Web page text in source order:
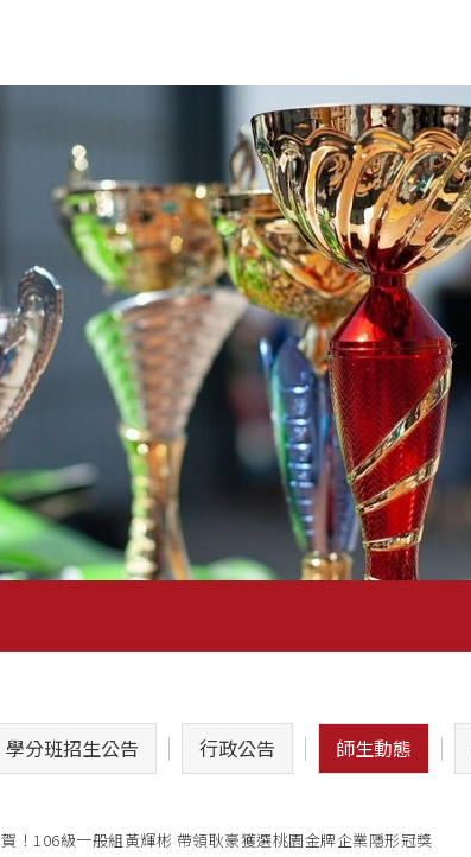
學分班招生公告 行政公告 師生動態
賀！106級一般組黃輝彬 帶領耿豪獲選桃園金牌企業隱形冠獎